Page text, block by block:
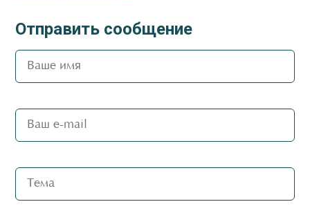
Отправить сообщение